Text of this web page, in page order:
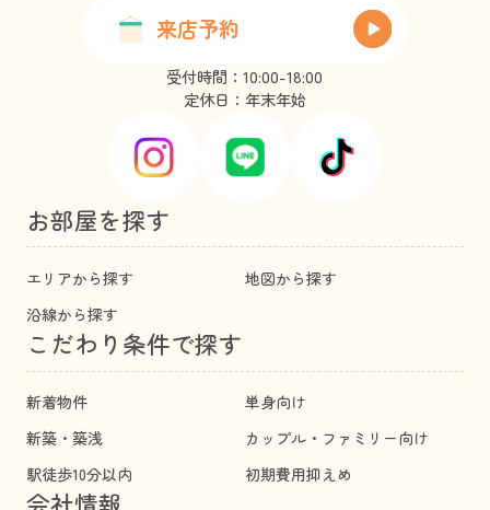
来店予約
受付時間：10:00-18:00
定休日：年末年始
お部屋を探す
エリアから探す
地図から探す
沿線から探す
こだわり条件で探す
新着物件
単身向け
新築・築浅
カップル・ファミリー向け
駅徒歩10分以内
初期費用抑えめ
会社情報